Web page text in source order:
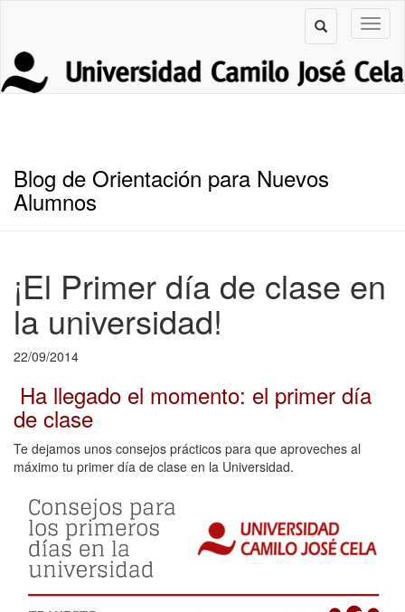
Blog de Orientación para Nuevos
Alumnos
¡El Primer día de clase en
la universidad!
22/09/2014
Ha llegado el momento: el primer día
de clase
Te dejamos unos consejos prácticos para que aproveches al
máximo tu primer día de clase en la Universidad.